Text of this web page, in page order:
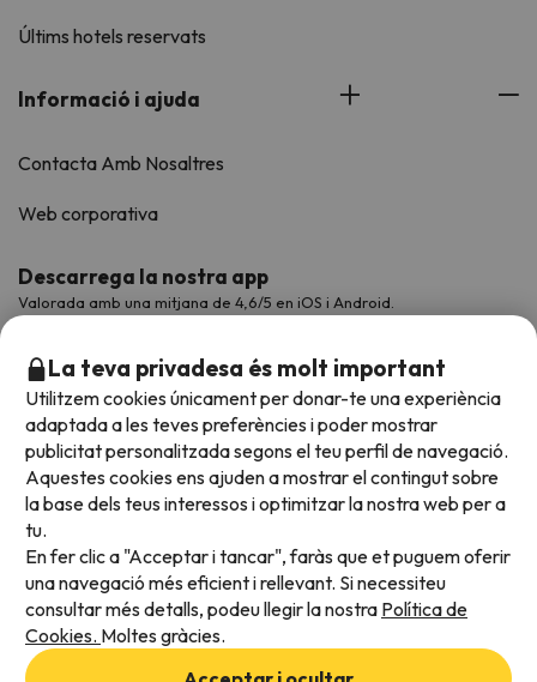
Últims hotels reservats
Informació i ajuda
Contacta Amb Nosaltres
Web corporativa
Descarrega la nostra app
Valorada amb una mitjana de 4,6/5 en iOS i Android.
Acceptem
Condicions generals
La teva privadesa és molt important
Utilitzem cookies únicament per donar-te una experiència
adaptada a les teves preferències i poder mostrar
publicitat personalitzada segons el teu perfil de navegació.
Aquestes cookies ens ajuden a mostrar el contingut sobre
la base dels teus interessos i optimitzar la nostra web per a
tu.
En fer clic a "Acceptar i tancar", faràs que et puguem oferir
una navegació més eficient i rellevant. Si necessiteu
consultar més detalls, podeu llegir la nostra Política de
Cookies. Moltes gràcies.